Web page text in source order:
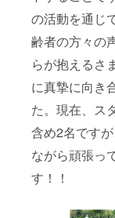
の活動を通じ
齢者の方々の
らが抱えるさ
に真摯に向き
た。現在、ス
含め2名です
ながら頑張っ
す！！